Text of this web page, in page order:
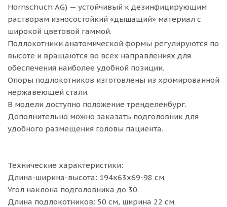
Hornschuch AG) — устойчивый к дезинфицирующим
растворам износостойкий «дышащий» материал с
широкой цветовой гаммой.
Подлокотники анатомической формы регулируются по
высоте и вращаются во всех направлениях для
обеспечения наиболее удобной позиции.
Опоры подлокотников изготовлены из хромированной
нержавеющей стали.
В модели доступно положение тренделенбург.
Дополнительно можно заказать подголовник для
удобного размещения головы пациента.
Технические характеристики:
Длина-ширина-высота: 194х63х69-98 см.
Угол наклона подголовника до 30.
Длина подлокотников: 50 см, ширина 22 см.